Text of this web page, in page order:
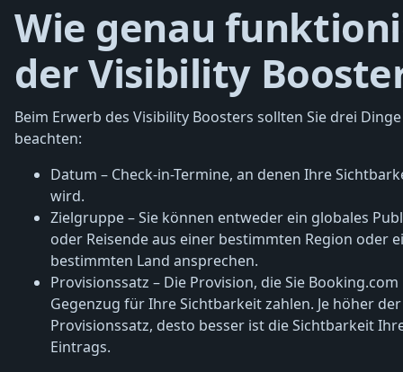
Wie genau
der Visibility
Beim Erwerb des Visibility Boosters sollten Sie drei Dinge
beachten:
Datum – Check-in-Termine, an denen Ihre
wird.
Zielgruppe – Sie können entweder ein globales
oder Reisende aus einer bestimmten Region oder
bestimmten Land ansprechen.
Provisionssatz – Die Provision, die Sie Booking.com
Gegenzug für Ihre Sichtbarkeit zahlen. Je höher der
Provisionssatz, desto besser ist die Sichtbarkeit
Eintrags.